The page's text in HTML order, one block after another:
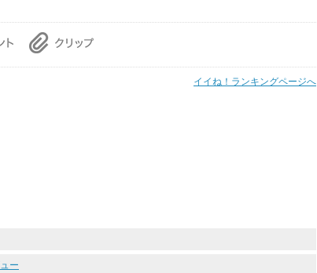
イイね！ランキングページへ
ー